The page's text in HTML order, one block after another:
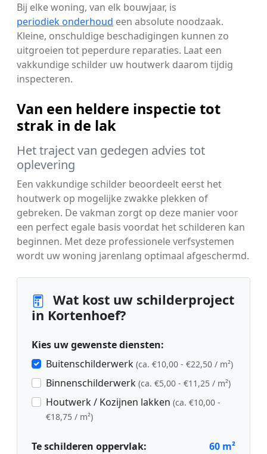
Bij elke woning, van elk bouwjaar, is
periodiek onderhoud een absolute noodzaak.
Kleine, onschuldige beschadigingen kunnen zo
uitgroeien tot peperdure reparaties. Laat een
vakkundige schilder uw houtwerk daarom tijdig
inspecteren.
Van een heldere inspectie tot
strak in de lak
Het traject van gedegen advies tot
oplevering
Een vakkundige schilder beoordeelt eerst het
houtwerk op mogelijke zwakke plekken of
gebreken. De vakman zorgt op deze manier voor
een perfect egale basis voordat het schilderen kan
beginnen. Met deze professionele verfsystemen
wordt uw woning jarenlang optimaal afgeschermd.
Wat kost uw schilderproject
in Kortenhoef?
Kies uw gewenste diensten:
Buitenschilderwerk (ca. €10,00 - €22,50 / m²)
Binnenschilderwerk (ca. €5,00 - €11,25 / m²)
Houtwerk / Kozijnen lakken (ca. €10,00 -
€18,75 / m²)
Te schilderen oppervlak: 60 m²